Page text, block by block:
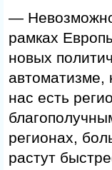
—
рамках
новых
нас есть
регионах,
растут